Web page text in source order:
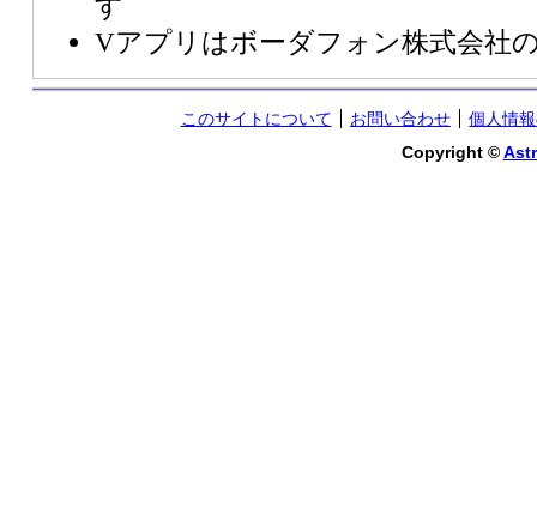
Vアプリはボーダフォン株式会社
このサイトについて お問い合わせ
個人情
Copyright ©